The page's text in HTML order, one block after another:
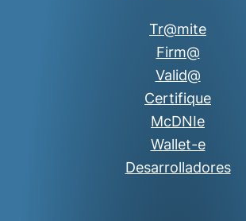
Tr@mite
Firm@
Valid@
Certifique
McDNIe
Wallet-e
Desarrolladores